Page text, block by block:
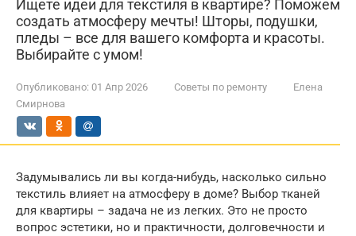
Ищете идеи для текстиля в квартире? Поможем
создать атмосферу мечты! Шторы, подушки,
пледы – все для вашего комфорта и красоты.
Выбирайте с умом!
Опубликовано: 01 Апр 2026 Советы по ремонту
Елена
Смирнова
Задумывались ли вы когда-нибудь, насколько сильно
текстиль влияет на атмосферу в доме? Выбор тканей
для квартиры – задача не из легких. Это не просто
вопрос эстетики, но и практичности, долговечности и